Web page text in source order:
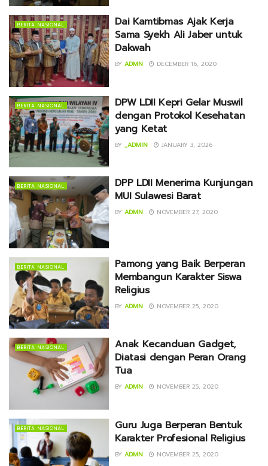
BERITA NASIONAL
Dai Kamtibmas Ajak Kerja
Sama Syekh Ali Jaber untuk
Dakwah
BY ADMN DECEMBER 16, 2020
BERITA NASIONAL
DPW LDII Kepri Gelar Muswil
dengan Protokol Kesehatan
yang Ketat
BY _ADMIN JANUARY 3, 2026
BERITA NASIONAL
DPP LDII Menerima Kunjungan
MUI Sulawesi Barat
BY ADMN NOVEMBER 27, 2020
BERITA NASIONAL
Pamong yang Baik Berperan
Membangun Karakter Siswa
Religius
BY ADMN NOVEMBER 25, 2020
BERITA NASIONAL
Anak Kecanduan Gadget,
Diatasi dengan Peran Orang
Tua
BY ADMN NOVEMBER 25, 2020
BERITA NASIONAL
Guru Juga Berperan Bentuk
Karakter Profesional Religius
BY ADMN NOVEMBER 25, 2020